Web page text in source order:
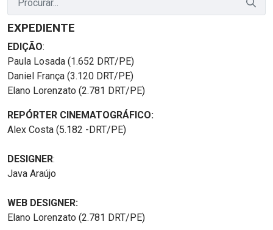
EXPEDIENTE
EDIÇÃO:
Paula Losada (1.652 DRT/PE)
Daniel França (3.120 DRT/PE)
Elano Lorenzato (2.781 DRT/PE)
REPÓRTER CINEMATOGRÁFICO:
Alex Costa (5.182 -DRT/PE)
DESIGNER:
Java Araújo
WEB DESIGNER:
Elano Lorenzato (2.781 DRT/PE)